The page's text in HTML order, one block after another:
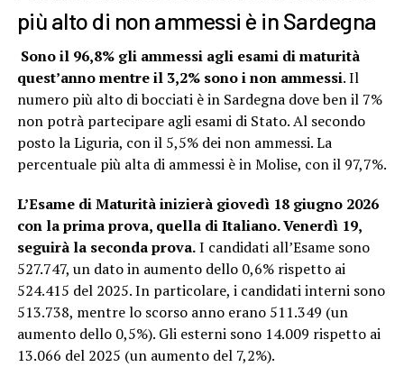
più alto di non ammessi è in Sardegna
Sono il 96,8% gli ammessi agli esami di maturità
quest’anno mentre il 3,2% sono i non ammessi. Il
numero più alto di bocciati è in Sardegna dove ben il 7%
non potrà partecipare agli esami di Stato. Al secondo
posto la Liguria, con il 5,5% dei non ammessi. La
percentuale più alta di ammessi è in Molise, con il 97,7%.
L’Esame di Maturità inizierà giovedì 18 giugno 2026
con la prima prova, quella di Italiano. Venerdì 19,
seguirà la seconda prova.I candidati all’Esame sono
527.747, un dato in aumento dello 0,6% rispetto ai
524.415 del 2025. In particolare, i candidati interni sono
513.738, mentre lo scorso anno erano 511.349 (un
aumento dello 0,5%). Gli esterni sono 14.009 rispetto ai
13.066 del 2025 (un aumento del 7,2%).